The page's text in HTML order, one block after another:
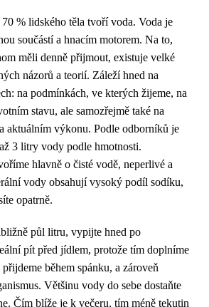
% lidského těla tvoří voda. Voda je
součástí a hnacím motorem. Na to,
měli denně přijmout, existuje velké
názorů a teorií. Záleží hned na
na podmínkách, ve kterých žijeme, na
stavu, ale samozřejmě také na
aktuálním výkonu. Podle odborníků je
3 litry vody podle hmotnosti.
hlavně o čisté vodě, neperlivé a
vody obsahují vysoký podíl sodíku,
opatrně.
půl litru, vypijte hned po
pít před jídlem, protože tím doplníme
během spánku, a zároveň
Většinu vody do sebe dostaňte
Čím blíže je k večeru, tím méně tekutin